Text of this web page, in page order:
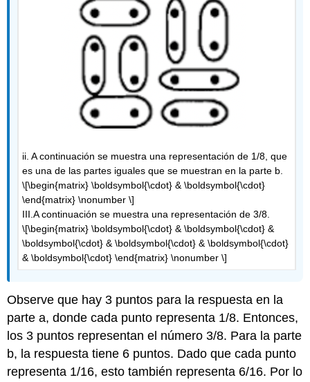
ii. A continuación se muestra una representación de 1/8, que
es una de las partes iguales que se muestran en la parte b.
\[\begin{matrix} \boldsymbol{\cdot} & \boldsymbol{\cdot}
\end{matrix} \nonumber \]
III.A continuación se muestra una representación de 3/8.
\[\begin{matrix} \boldsymbol{\cdot} & \boldsymbol{\cdot} &
\boldsymbol{\cdot} & \boldsymbol{\cdot} & \boldsymbol{\cdot}
& \boldsymbol{\cdot} \end{matrix} \nonumber \]
Observe que hay 3 puntos para la respuesta en la
parte a, donde cada punto representa 1/8. Entonces,
los 3 puntos representan el número 3/8. Para la parte
b, la respuesta tiene 6 puntos. Dado que cada punto
representa 1/16, esto también representa 6/16. Por lo